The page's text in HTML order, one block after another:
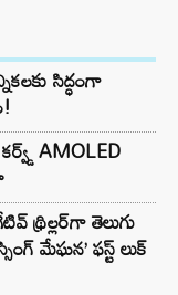
సిద్ధంగా
AMOLED
థ్రిల్లర్‌గా తెలుగు
మేఘన’ ఫస్ట్ లుక్